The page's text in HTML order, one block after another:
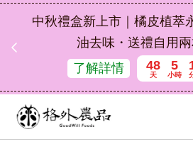
中秋禮盒新上市｜橘皮植萃
油去味・送禮自用
了解詳情
48
天
5
小時